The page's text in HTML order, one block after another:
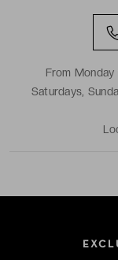
From
Saturdays,